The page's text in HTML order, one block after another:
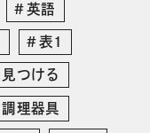
英語
表1
見つける
調理器具